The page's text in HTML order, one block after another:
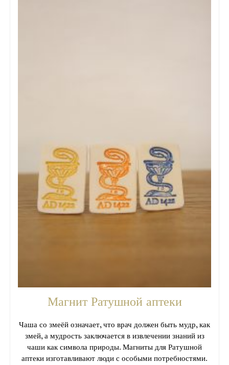
Магнит Ратушной аптеки
Чаша со змеёй означает, что врач должен быть мудр, как
змей, а мудрость заключается в извлечении знаний из
чаши как символа природы. Магниты для Ратушной
аптеки изготавливают люди с особыми потребностями.